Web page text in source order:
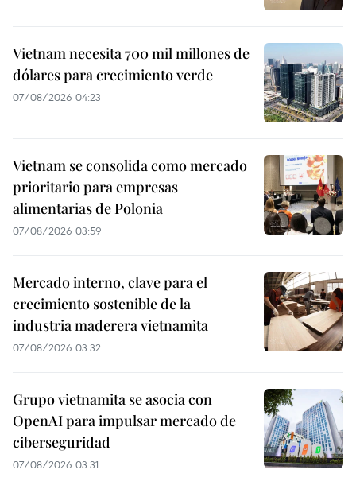
Vietnam necesita 700 mil millones de
dólares para crecimiento verde
07/08/2026 04:23
Vietnam se consolida como mercado
prioritario para empresas
alimentarias de Polonia
07/08/2026 03:59
Mercado interno, clave para el
crecimiento sostenible de la
industria maderera vietnamita
07/08/2026 03:32
Grupo vietnamita se asocia con
OpenAI para impulsar mercado de
ciberseguridad
07/08/2026 03:31